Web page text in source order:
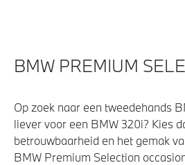
BMW PREMIUM
Op zoek naar een tweedehands
liever voor een BMW 320i? Kies
betrouwbaarheid en het gemak
BMW Premium Selection